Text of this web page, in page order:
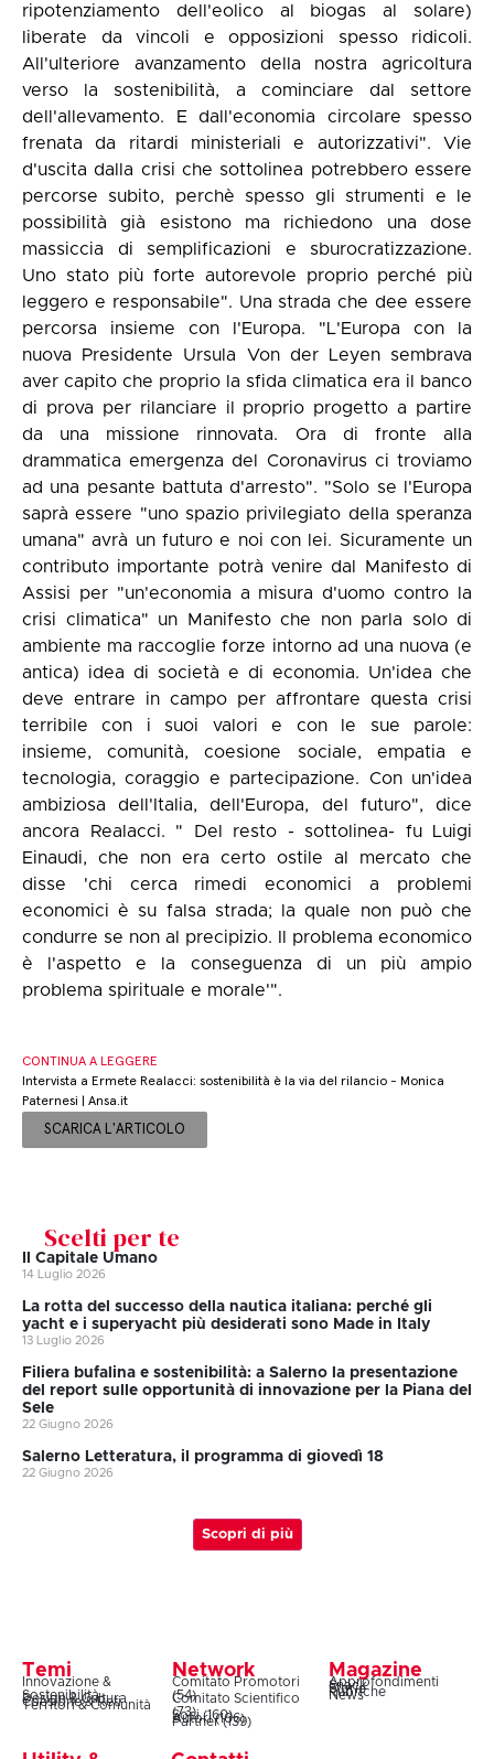
ripotenziamento dell'eolico al biogas al solare)
liberate da vincoli e opposizioni spesso ridicoli.
All'ulteriore avanzamento della nostra agricoltura
verso la sostenibilità, a cominciare dal settore
dell'allevamento. E dall'economia circolare spesso
frenata da ritardi ministeriali e autorizzativi". Vie
d'uscita dalla crisi che sottolinea potrebbero essere
percorse subito, perchè spesso gli strumenti e le
possibilità già esistono ma richiedono una dose
massiccia di semplificazioni e sburocratizzazione.
Uno stato più forte autorevole proprio perché più
leggero e responsabile". Una strada che dee essere
percorsa insieme con l'Europa. "L'Europa con la
nuova Presidente Ursula Von der Leyen sembrava
aver capito che proprio la sfida climatica era il banco
di prova per rilanciare il proprio progetto a partire
da una missione rinnovata. Ora di fronte alla
drammatica emergenza del Coronavirus ci troviamo
ad una pesante battuta d'arresto". "Solo se l'Europa
saprà essere "uno spazio privilegiato della speranza
umana" avrà un futuro e noi con lei. Sicuramente un
contributo importante potrà venire dal Manifesto di
Assisi per "un'economia a misura d'uomo contro la
crisi climatica" un Manifesto che non parla solo di
ambiente ma raccoglie forze intorno ad una nuova (e
antica) idea di società e di economia. Un'idea che
deve entrare in campo per affrontare questa crisi
terribile con i suoi valori e con le sue parole:
insieme, comunità, coesione sociale, empatia e
tecnologia, coraggio e partecipazione. Con un'idea
ambiziosa dell'Italia, dell'Europa, del futuro", dice
ancora Realacci. " Del resto - sottolinea- fu Luigi
Einaudi, che non era certo ostile al mercato che
disse 'chi cerca rimedi economici a problemi
economici è su falsa strada; la quale non può che
condurre se non al precipizio. Il problema economico
è l'aspetto e la conseguenza di un più ampio
problema spirituale e morale'".
CONTINUA A LEGGERE
Intervista a Ermete Realacci: sostenibilità è la via del rilancio - Monica
Paternesi | Ansa.it
SCARICA L'ARTICOLO
Scelti per te
Il Capitale Umano
14 Luglio 2026
La rotta del successo della nautica italiana: perché gli
yacht e i superyacht più desiderati sono Made in Italy
13 Luglio 2026
Filiera bufalina e sostenibilità: a Salerno la presentazione
del report sulle opportunità di innovazione per la Piana del
Sele
22 Giugno 2026
Salerno Letteratura, il programma di giovedì 18
22 Giugno 2026
Scopri di più
Temi
Innovazione &
Sostenibilità
Design & Cultura
Coesione & Reti
Territori & Comunità
Network
Comitato Promotori
(54)
Comitato Scientifico
(73)
Soci (160)
Autori (106)
Partner (139)
Magazine
Approfondimenti
Snack
Storie
Rubriche
News